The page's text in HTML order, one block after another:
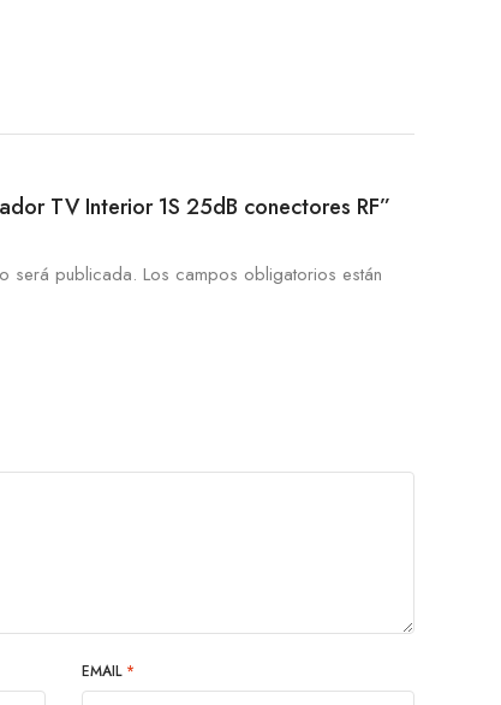
TV Interior 1S 25dB conectores RF”
será publicada. Los campos obligatorios están
EMAIL *